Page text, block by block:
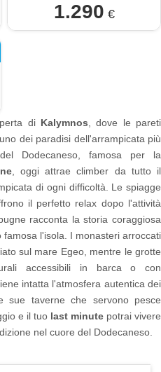
1.290 €
di Kalymnos , dove le pareti
dei paradisi dell'arrampicata più
Dodecaneso, famosa per la
, oggi attrae climber da tutto il
di ogni difficoltà. Le spiagge
il perfetto relax dopo l'attività
racconta la storia coraggiosa
l'isola. I monasteri arroccati
sul mare Egeo, mentre le grotte
accessibili in barca o con
intatta l'atmosfera autentica dei
sue taverne che servono pesce
e il tuo last minute potrai vivere
nel cuore del Dodecaneso.